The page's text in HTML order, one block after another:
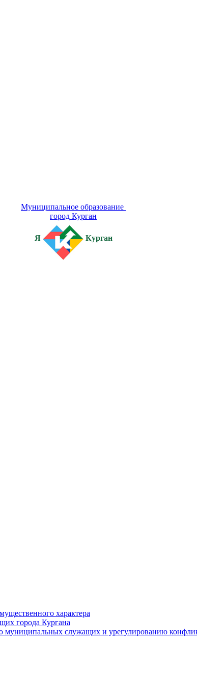
Муниципальное образование
город Курган
Я Курган
характера
города Кургана
служащих и урегулированию